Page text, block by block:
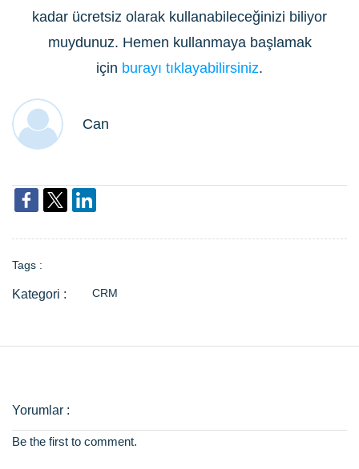
kadar ücretsiz olarak kullanabileceğinizi biliyor
muydunuz. Hemen kullanmaya başlamak
için burayı tıklayabilirsiniz.
Can
Tags :
CRM
Be the first to comment.